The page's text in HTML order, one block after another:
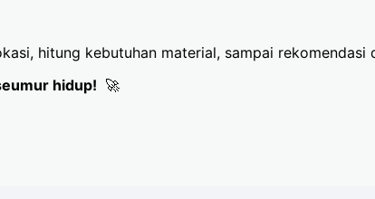
hitung kebutuhan material, sampai rekomendasi
hidup! 🚀